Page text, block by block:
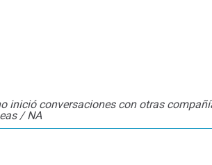
inició conversaciones con otras
/ NA